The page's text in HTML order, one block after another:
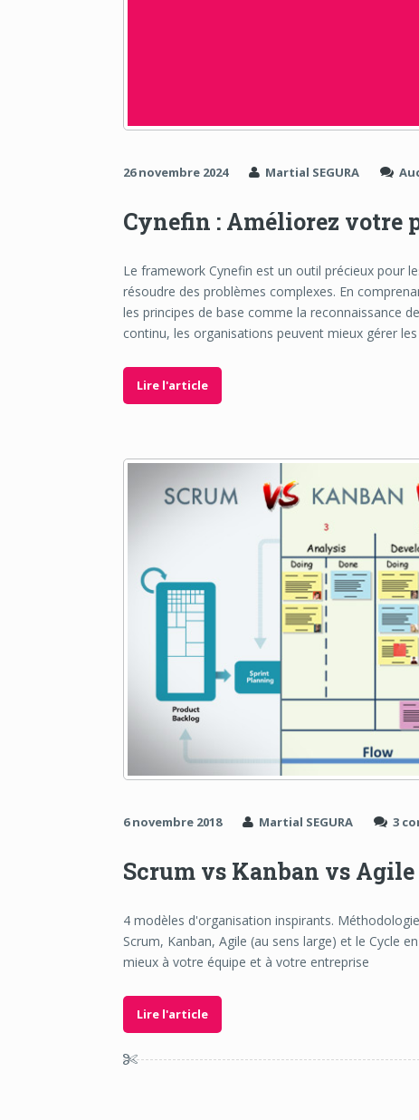
26 novembre 2024 Martial SEGURA
Cynefin : Améliorez votre
Le framework Cynefin est un outil précieux pour
résoudre des problèmes complexes. En
les principes de base comme la reconnaissance
continu, les organisations peuvent mieux gérer
Lire l'article
6 novembre 2018 Martial SEGURA 3
Scrum vs Kanban vs
4 modèles d'organisation inspirants.
Scrum, Kanban, Agile (au sens large) et le Cycle
mieux à votre équipe et à votre entreprise
Lire l'article